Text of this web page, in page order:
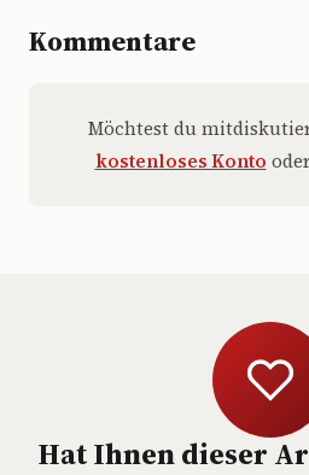
Kommentare
Möchtest du
kostenloses Konto
Hat Ihnen dieser